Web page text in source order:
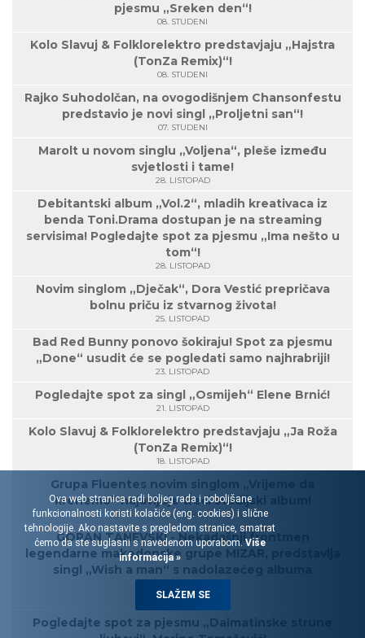
pjesmu „Sreken den“!
08. STUDENI
Kolo Slavuj & Folklorelektro predstavjaju „Hajstra
(TonZa Remix)“!
08. STUDENI
Rajko Suhodolčan, na ovogodišnjem Chansonfestu
predstavio je novi singl „Proljetni san“!
07. STUDENI
Marolt u novom singlu „Voljena“, pleše između
svjetlosti i tame!
28. LISTOPAD
Debitantski album „Vol.2“, mladih kreativaca iz
benda Toni.Drama dostupan je na streaming
servisima! Pogledajte spot za pjesmu „Ima nešto u
tom“!
28. LISTOPAD
Novim singlom „Dječak“, Dora Vestić prepričava
bolnu priču iz stvarnog života!
25. LISTOPAD
Bad Red Bunny ponovo šokiraju! Spot za pjesmu
„Done“ usudit će se pogledati samo najhrabriji!
23. LISTOPAD
Pogledajte spot za singl „Osmijeh“ Elene Brnić!
21. LISTOPAD
Kolo Slavuj & Folklorelektro predstavjaju „Ja Roža
(TonZa Remix)“!
18. LISTOPAD
Grupa Fluentes novim singlom „Vrijeme da
krenemo“ najavljuje treći studijski album!
17. LISTOPAD
GORAN TANEVSKI - Nekadašnji frontmen
legendarne makedonske grupe MIZAR, predstavlja
singl „Wish a man“ s nadolazećeg albuma
„Ascend“!
11. LISTOPAD
Pogledajte spot za pjesmu „Dalmatinske strune
Ova web stranica radi boljeg rada i poboljšane
funkcionalnosti koristi kolačiće (eng. cookies) i slične
tehnologije. Ako nastavite s pregledom stranice, smatrat
ćemo da ste suglasni s navedenom uporabom.Više
informacija »
SLAŽEM SE